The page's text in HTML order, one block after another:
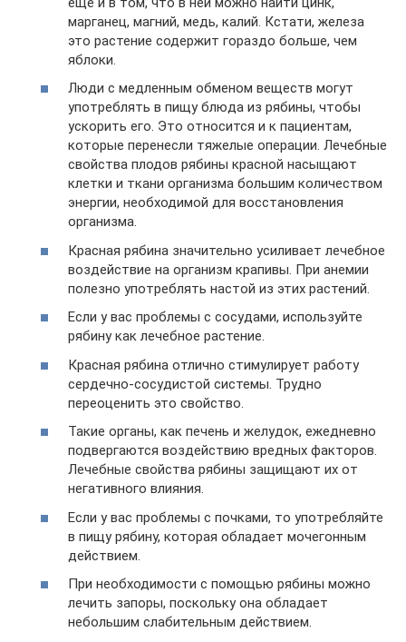
марганец, магний, медь, калий. Кстати, железа
это растение содержит гораздо больше, чем
яблоки.
Люди с медленным обменом веществ могут
употреблять в пищу блюда из рябины, чтобы
ускорить его. Это относится и к пациентам,
которые перенесли тяжелые операции. Лечебные
свойства плодов рябины красной насыщают
клетки и ткани организма большим количеством
энергии, необходимой для восстановления
организма.
Красная рябина значительно усиливает лечебное
воздействие на организм крапивы. При анемии
полезно употреблять настой из этих растений.
Если у вас проблемы с сосудами, используйте
рябину как лечебное растение.
Красная рябина отлично стимулирует работу
сердечно-сосудистой системы. Трудно
переоценить это свойство.
Такие органы, как печень и желудок, ежедневно
подвергаются воздействию вредных факторов.
Лечебные свойства рябины защищают их от
негативного влияния.
Если у вас проблемы с почками, то употребляйте
в пищу рябину, которая обладает мочегонным
действием.
При необходимости с помощью рябины можно
лечить запоры, поскольку она обладает
небольшим слабительным действием.